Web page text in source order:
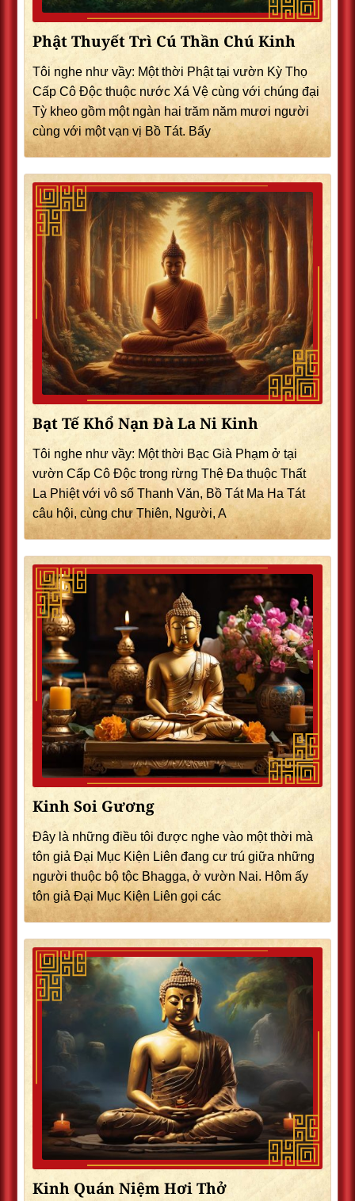
Phật Thuyết Trì Cú Thần Chú Kinh
Tôi nghe như vầy: Một thời Phật tại vườn Kỳ Thọ
Cấp Cô Độc thuộc nước Xá Vệ cùng với chúng đại
Tỳ kheo gồm một ngàn hai trăm năm mươi người
cùng với một vạn vị Bồ Tát. Bấy
Bạt Tế Khổ Nạn Đà La Ni Kinh
Tôi nghe như vầy: Một thời Bạc Già Phạm ở tại
vườn Cấp Cô Độc trong rừng Thệ Đa thuộc Thất
La Phiệt với vô số Thanh Văn, Bồ Tát Ma Ha Tát
câu hội, cùng chư Thiên, Người, A
Kinh Soi Gương
Đây là những điều tôi được nghe vào một thời mà
tôn giả Đại Mục Kiện Liên đang cư trú giữa những
người thuộc bộ tộc Bhagga, ở vườn Nai. Hôm ấy
tôn giả Đại Mục Kiện Liên gọi các
Kinh Quán Niệm Hơi Thở